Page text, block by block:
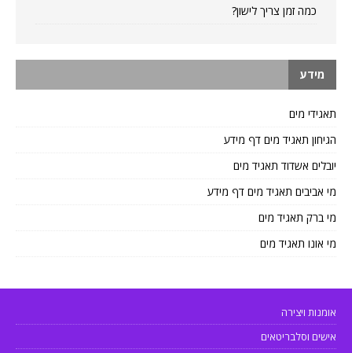
כמה זמן צריך לישון?
מידע
תאגידי מים
הגיחון תאגיד מים דף מידע
יובלים אשדוד תאגיד מים
מי אביבים תאגיד מים דף מידע
מי ברק תאגיד מים
מי אונו תאגיד מים
אומנות ויצירה
אישים וסלבריטאים